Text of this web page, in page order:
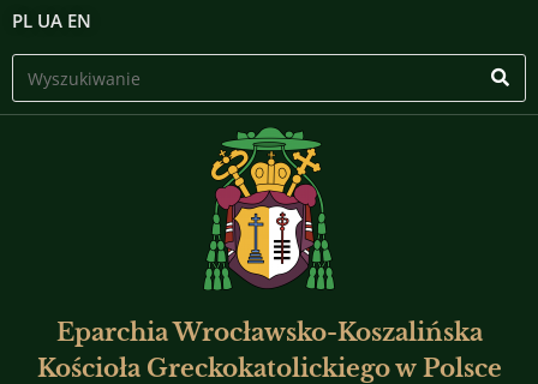
PL UA EN
Eparchia Wrocławsko-Koszalińska
Kościoła Greckokatolickiego w Polsce